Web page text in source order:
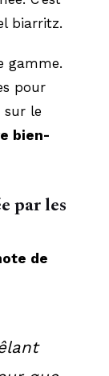
biarritz.
gamme.
pour
sur le
bien-
par les
de